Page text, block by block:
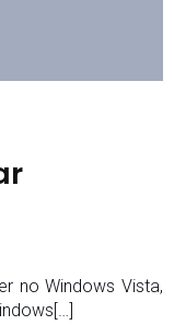
no Windows Vista,